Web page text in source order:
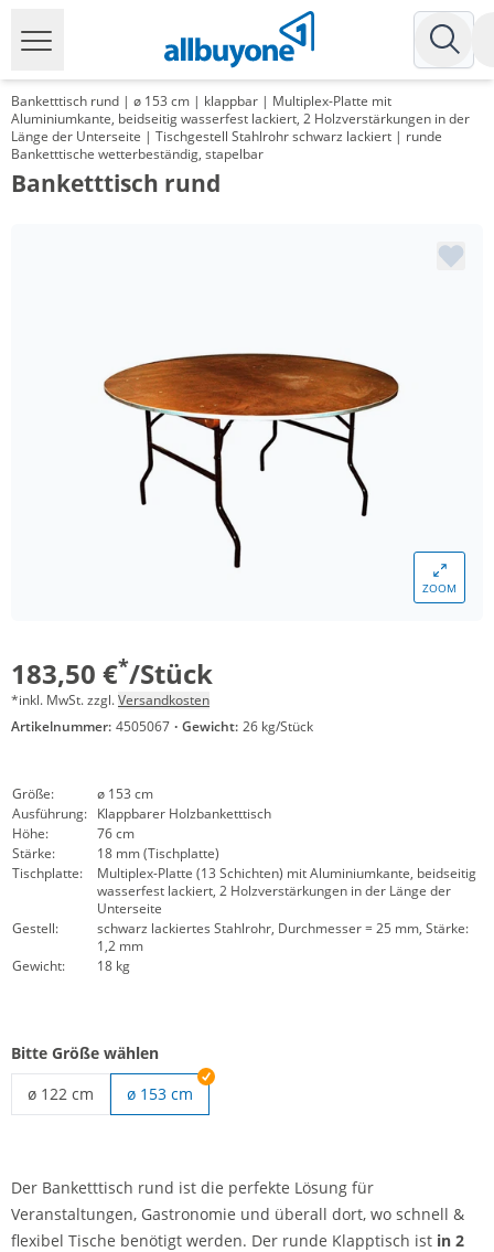
Banketttisch rund | ø 153 cm | klappbar | Multiplex-Platte mit
Aluminiumkante, beidseitig wasserfest lackiert, 2 Holzverstärkungen in der
Länge der Unterseite | Tischgestell Stahlrohr schwarz lackiert | runde
Banketttische wetterbeständig, stapelbar
Banketttisch rund
ZOOM
183,50 €*/Stück
*inkl. MwSt. zzgl.Versandkosten
Artikelnummer: 4505067 · Gewicht: 26 kg/Stück
Größe:
ø 153 cm
Ausführung: Klappbarer Holzbanketttisch
Höhe:
76 cm
Stärke:
18 mm (Tischplatte)
Tischplatte:
Multiplex-Platte (13 Schichten) mit Aluminiumkante, beidseitig
wasserfest lackiert, 2 Holzverstärkungen in der Länge der
Unterseite
Gestell:
schwarz lackiertes Stahlrohr, Durchmesser = 25 mm, Stärke:
1,2 mm
Gewicht:
18 kg
Bitte Größe wählen
ø 122 cm
ø 153 cm
Der Banketttisch rund ist die perfekte Lösung für
Veranstaltungen, Gastronomie und überall dort, wo schnell &
flexibel Tische benötigt werden. Der runde Klapptisch ist in 2